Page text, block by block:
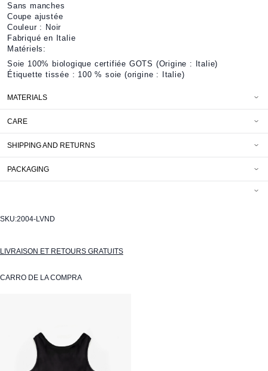
Sans manches
Coupe ajustée
Couleur : Noir
Fabriqué en Italie
Matériels:
Soie 100% biologique certifiée GOTS (Origine : Italie)
Étiquette tissée : 100 % soie (origine : Italie)
MATERIALS
CARE
SHIPPING AND RETURNS
PACKAGING
SKU:2004-LVND
LIVRAISON ET RETOURS GRATUITS
CARRO DE LA COMPRA